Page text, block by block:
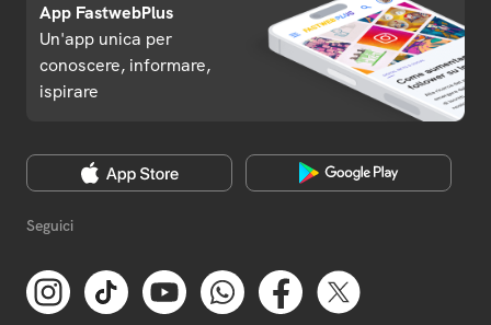
App FastwebPlus
Un'app unica per
conoscere, informare,
ispirare
Seguici